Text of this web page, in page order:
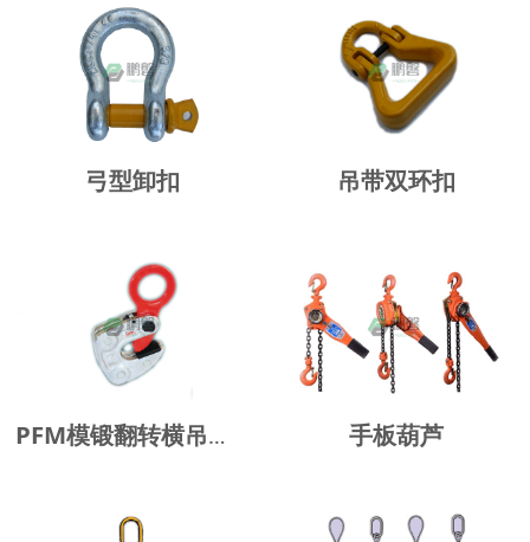
弓型卸扣 吊带双环扣
PFM模锻翻转横吊钢板起重钳 手板葫芦